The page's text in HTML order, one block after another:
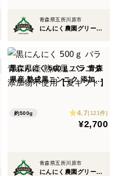
青森県五所川原市
にんにく農園グリーンハンズ
黒にんにく 500ｇ バラ 青森
県産 熟成黒ニンニク 添加物
約500g 4.7(121件)
¥2,700
青森県五所川原市
にんにく農園グリーンハンズ